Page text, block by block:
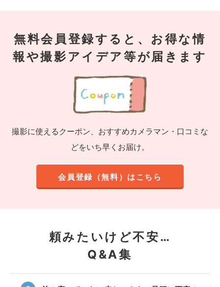
無料会員登録すると、お得な情
報や撮影アイデア等が届きます
撮影に使えるクーポン、おすすめカメラマン・口コミな
どをいち早くお届け。
会員登録（無料）はこちら
頼みたいけど不安…
Q&A集